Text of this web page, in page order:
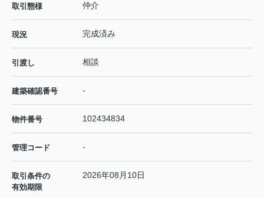
取引態様 仲介
現況 完成済み
引渡し 相談
建築確認番号 -
物件番号 102434834
管理コード -
取引条件の
有効期限
2026年08月10日